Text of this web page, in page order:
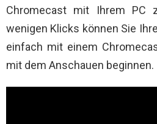
Chromecast mit Ihrem PC
wenigen Klicks können Sie
einfach mit einem
mit dem Anschauen beginnen.